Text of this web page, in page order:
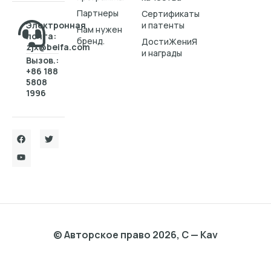
Электронная
почта:
zjx@beifa.com
Вызов.:
+86 188
5808
1996
Партнеры
Нам нужен
бренд.
Cертификаты
и патенты
ДостиЖениЯ
и награды
© Авторское право 2026, C — Kav